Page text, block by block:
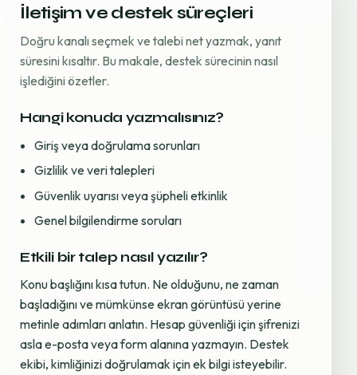
İletişim ve destek süreçleri
Doğru kanalı seçmek ve talebi net yazmak, yanıt
süresini kısaltır. Bu makale, destek sürecinin nasıl
işlediğini özetler.
Hangi konuda yazmalısınız?
Giriş veya doğrulama sorunları
Gizlilik ve veri talepleri
Güvenlik uyarısı veya şüpheli etkinlik
Genel bilgilendirme soruları
Etkili bir talep nasıl yazılır?
Konu başlığını kısa tutun. Ne olduğunu, ne zaman
başladığını ve mümkünse ekran görüntüsü yerine
metinle adımları anlatın. Hesap güvenliği için şifrenizi
asla e-posta veya form alanına yazmayın. Destek
ekibi, kimliğinizi doğrulamak için ek bilgi isteyebilir.